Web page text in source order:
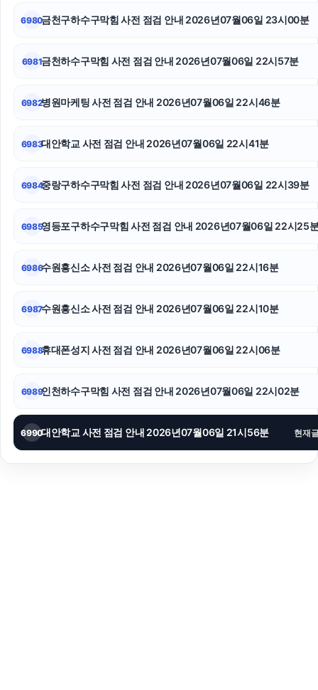
부천이혼전문변호사
구리하수구막힘
재산분할
울산이혼전문변호사
6980금천구하수구막힘 사전 점검 안내 2026년07월06일 23시00분
6981금천하수구막힘 사전 점검 안내 2026년07월06일 22시57분
6982병원마케팅 사전 점검 안내 2026년07월06일 22시46분
6983대안학교 사전 점검 안내 2026년07월06일 22시41분
6984중랑구하수구막힘 사전 점검 안내 2026년07월06일 22시39분
6985영등포구하수구막힘 사전 점검 안내 2026년07월06일 22시25
6986수원흥신소 사전 점검 안내 2026년07월06일 22시16분
6987수원흥신소 사전 점검 안내 2026년07월06일 22시10분
6988휴대폰성지 사전 점검 안내 2026년07월06일 22시06분
6989인천하수구막힘 사전 점검 안내 2026년07월06일 22시02분
6990대안학교 사전 점검 안내 2026년07월06일 21시56분 현재